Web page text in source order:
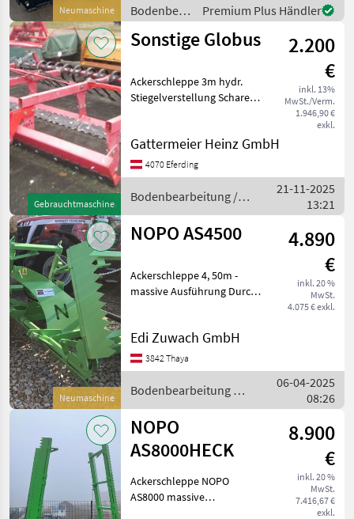
Neumaschine
Bodenbearbeitung
/ Stekro
Premium Plus Händler
Gebrauchtmaschine
Sonstige Globus
2.200
€
inkl. 13%
MwSt./Verm.
1.946,90 €
exkl.
Ackerschleppe 3m hydr.
Stiegelverstellung Scharen
Bodenbearbeitung
Ackerschleppen
Gattermeier Heinz GmbH
4070 Eferding
Bodenbearbeitung /
Sonstige
21-11-2025
13:21
Neumaschine
NOPO AS4500
4.890
€
inkl. 20 %
MwSt.
4.075 € exkl.
Ackerschleppe 4, 50m -
massive Ausführung Durch
Traktor nötig - kann bereits
mit einem 100 PS Traktor
gezogen we
Edi Zuwach GmbH
3842 Thaya
Bodenbearbeitung /
NOPO
06-04-2025
08:26
NOPO
AS8000HECK
8.900
€
inkl. 20 %
MwSt.
7.416,67 €
exkl.
Ackerschleppe NOPO
AS8000 massive